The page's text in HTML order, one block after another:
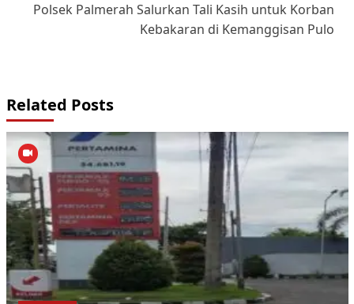
Polsek Palmerah Salurkan Tali Kasih untuk Korban
Kebakaran di Kemanggisan Pulo
Related Posts